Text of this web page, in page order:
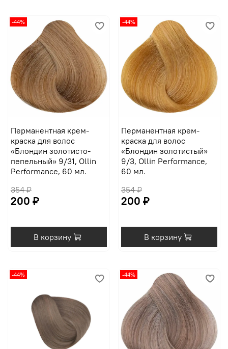
-44%
Перманентная крем-
краска для волос
«Блондин золотисто-
пепельный» 9/31, Ollin
Performance, 60 мл.
354 ₽
200 ₽
В корзину
-44%
Перманентная крем-
краска для волос
«Блондин золотистый»
9/3, Ollin Performance,
60 мл.
354 ₽
200 ₽
В корзину
-44% -44%